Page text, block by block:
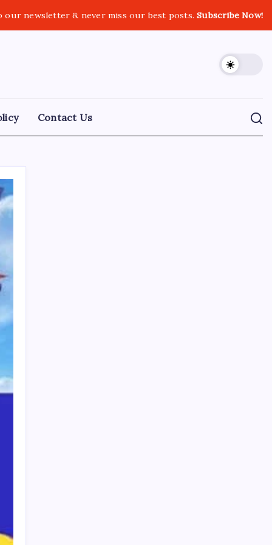
our newsletter & never miss our best posts.Subscribe Now!
Contact Us